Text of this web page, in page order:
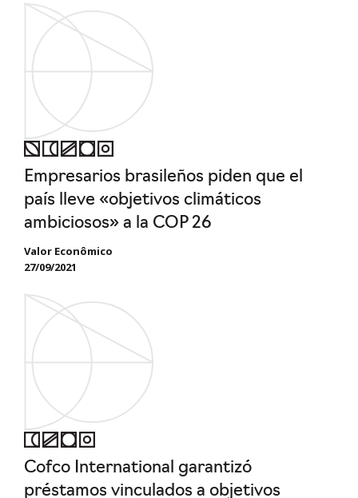
Empresarios brasileños piden que el
país lleve «objetivos climáticos
ambiciosos» a la COP 26
Valor Econômico
27/09/2021
Cofco International garantizó
préstamos vinculados a objetivos